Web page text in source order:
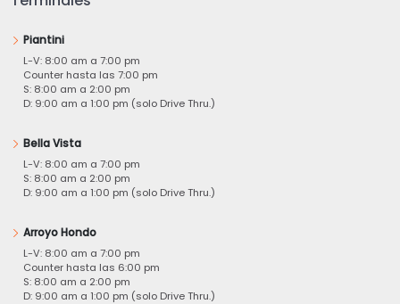
Piantini
L-V: 8:00 am a 7:00 pm
Counter hasta las 7:00 pm
S: 8:00 am a 2:00 pm
D: 9:00 am a 1:00 pm (solo Drive Thru.)
Bella Vista
L-V: 8:00 am a 7:00 pm
S: 8:00 am a 2:00 pm
D: 9:00 am a 1:00 pm (solo Drive Thru.)
Arroyo Hondo
L-V: 8:00 am a 7:00 pm
Counter hasta las 6:00 pm
S: 8:00 am a 2:00 pm
D: 9:00 am a 1:00 pm (solo Drive Thru.)